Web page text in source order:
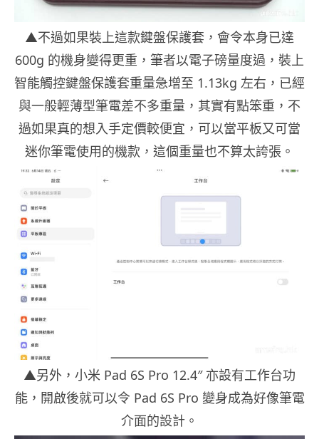
▲不過如果裝上這款鍵盤保護套，會令本身已達
600g 的機身變得更重，筆者以電子磅量度過，裝上
智能觸控鍵盤保護套重量急增至 1.13kg 左右，已經
與一般輕薄型筆電差不多重量，其實有點笨重，不
過如果真的想入手定價較便宜，可以當平板又可當
迷你筆電使用的機款，這個重量也不算太誇張。
▲另外，小米 Pad 6S Pro 12.4″ 亦設有工作台功
能，開啟後就可以令 Pad 6S Pro 變身成為好像筆電
介面的設計。